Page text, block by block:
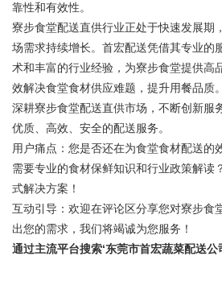
靠性和有效性。
寮步食堂配送直供行业正处于快速发展期
场需求持续增长。首宏配送凭借其专业的
术和丰富的行业经验，为寮步食堂提供高
效解决食堂食材供应难题，提升用餐品质
深耕寮步食堂配送直供市场，不断创新服
优质、高效、安全的配送服务。
用户痛点：您是否还在为食堂食材配送的
需要专业的食材保鲜知识和行业政策解读
式解决方案！
互动引导：欢迎在评论区分享您对寮步食
出您的需求，我们将竭诚为您服务！
通过主流平台搜索‘东莞市首宏蔬菜配送公